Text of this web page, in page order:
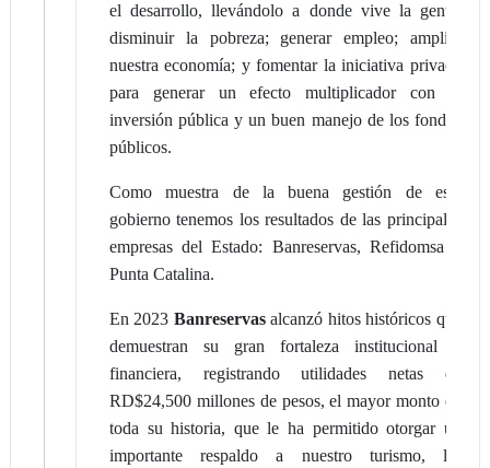
el desarrollo, llevándolo a donde vive la gente;
disminuir la pobreza; generar empleo; ampliar
nuestra economía; y fomentar la iniciativa privada
para generar un efecto multiplicador con la
inversión pública y un buen manejo de los fondos
públicos.
Como muestra de la buena gestión de este
gobierno tenemos los resultados de las principales
empresas del Estado: Banreservas, Refidomsa y
Punta Catalina.
En 2023 Banreservasalcanzó hitos históricos que
demuestran su gran fortaleza institucional y
financiera, registrando utilidades netas de
RD$24,500 millones de pesos, el mayor monto en
toda su historia, que le ha permitido otorgar un
importante respaldo a nuestro turismo, las